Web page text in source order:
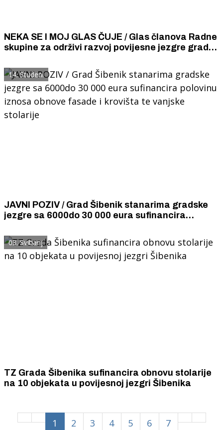
NEKA SE I MOJ GLAS ČUJE / Glas članova Radne
skupine za održivi razvoj povijesne jezgre grada
čula
14. Studeni
JAVNI POZIV / Grad Šibenik stanarima gradske
jezgre sa 6000do 30 000 eura sufinancira
vanjske stolarije
03. Svibanj
TZ Grada Šibenika sufinancira obnovu stolarije
na 10 objekata u povijesnoj jezgri Šibenika
1 2 3 4 5 6 7